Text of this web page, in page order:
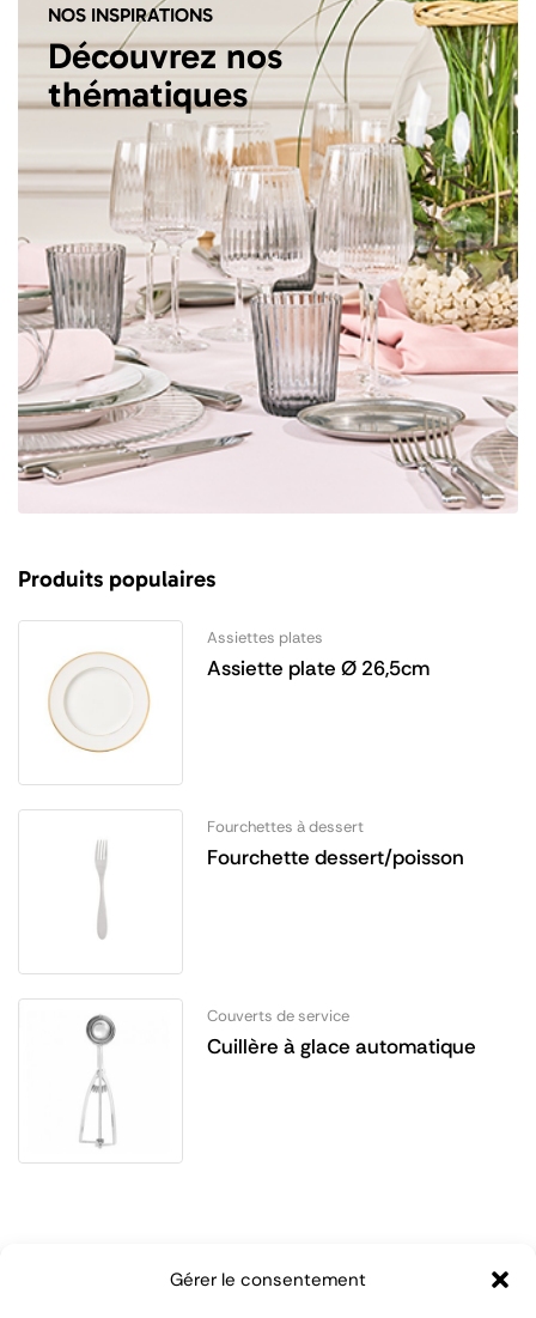
Gérer le consentement
NOS INSPIRATIONS
Découvrez nos
thématiques
Produits populaires
Assiettes plates
Assiette plate Ø 26,5cm
Fourchettes à dessert
Fourchette dessert/poisson
Couverts de service
Cuillère à glace automatique